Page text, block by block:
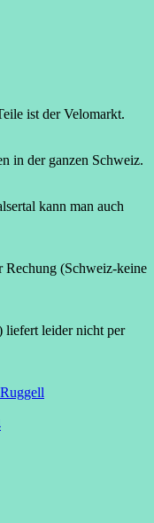
ist der Velomarkt.
in der ganzen Schweiz.
kann man auch
Rechung (Schweiz-keine
leider nicht per